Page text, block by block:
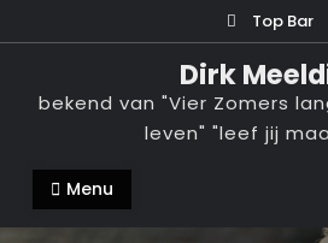
naar
inhoud
Top Bar
Dirk
bekend van "Vier Zomers
leven" "leef jij
Menu